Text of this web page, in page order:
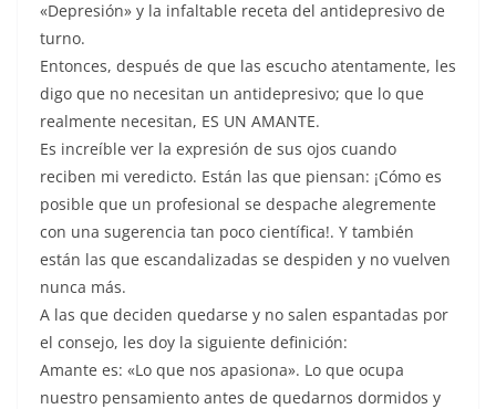
«Depresión» y la infaltable receta del antidepresivo de
turno.
Entonces, después de que las escucho atentamente, les
digo que no necesitan un antidepresivo; que lo que
realmente necesitan, ES UN AMANTE.
Es increíble ver la expresión de sus ojos cuando
reciben mi veredicto. Están las que piensan: ¡Cómo es
posible que un profesional se despache alegremente
con una sugerencia tan poco científica!. Y también
están las que escandalizadas se despiden y no vuelven
nunca más.
A las que deciden quedarse y no salen espantadas por
el consejo, les doy la siguiente definición:
Amante es: «Lo que nos apasiona». Lo que ocupa
nuestro pensamiento antes de quedarnos dormidos y